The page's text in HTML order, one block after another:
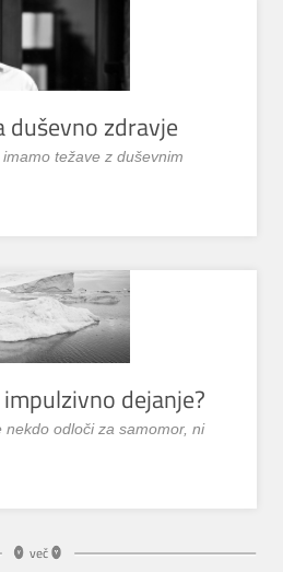
duševno zdravje
težave z duševnim
dejanje?
nekdo odloči za samomor, ni
več